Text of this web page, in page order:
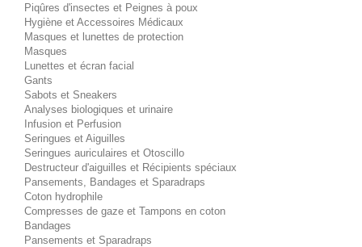
Piqûres d'insectes et Peignes à poux
Hygiène et Accessoires Médicaux
Masques et lunettes de protection
Masques
Lunettes et écran facial
Gants
Sabots et Sneakers
Analyses biologiques et urinaire
Infusion et Perfusion
Seringues et Aiguilles
Seringues auriculaires et Otoscillo
Destructeur d'aiguilles et Récipients spéciaux
Pansements, Bandages et Sparadraps
Coton hydrophile
Compresses de gaze et Tampons en coton
Bandages
Pansements et Sparadraps